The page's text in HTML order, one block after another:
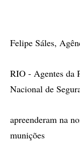
Felipe Sáles,
RIO - Agentes da
Nacional de
apreenderam na
munições